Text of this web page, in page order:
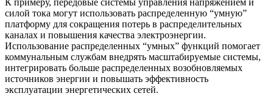
К примеру, передовые системы управления напряжением и
силой тока могут использовать распределенную “умную”
платформу для сокращения потерь в распределительных
каналах и повышения качества электроэнергии.
Использование распределенных “умных” функций помогает
коммунальным службам внедрять масштабируемые системы,
интегрировать больше распределенных возобновляемых
источников энергии и повышать эффективность
эксплуатации энергетических сетей.